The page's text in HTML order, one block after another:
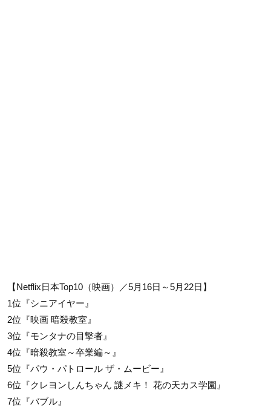
【Netflix日本Top10（映画）／5月16日～5月22日】
1位『シニアイヤー』
2位『映画 暗殺教室』
3位『モンタナの目撃者』
4位『暗殺教室～卒業編～』
5位『パウ・パトロール ザ・ムービー』
6位『クレヨンしんちゃん 謎メキ！ 花の天カス学園』
7位『バブル』